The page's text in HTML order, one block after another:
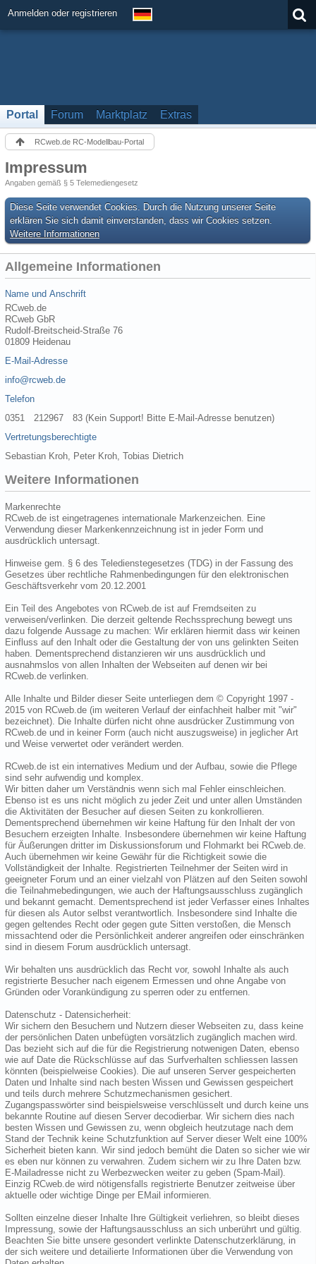
Anmelden oder registrieren
Portal Forum Marktplatz Extras
RCweb.de RC-Modellbau-Portal
Impressum
Angaben gemäß § 5 Telemediengesetz
Diese Seite verwendet Cookies. Durch die Nutzung unserer Seite
erklären Sie sich damit einverstanden, dass wir Cookies setzen.
Weitere Informationen
Allgemeine Informationen
Name und Anschrift
RCweb.de
RCweb GbR
Rudolf-Breitscheid-Straße 76
01809 Heidenau
E-Mail-Adresse
info@rcweb.de
Telefon
0351 212967 83 (Kein Support! Bitte E-Mail-Adresse benutzen)
Vertretungsberechtigte
Sebastian Kroh, Peter Kroh, Tobias Dietrich
Weitere Informationen
Markenrechte
RCweb.de ist eingetragenes internationale Markenzeichen. Eine
Verwendung dieser Markenkennzeichnung ist in jeder Form und
ausdrücklich untersagt.
Hinweise gem. § 6 des Teledienstegesetzes (TDG) in der Fassung des
Gesetzes über rechtliche Rahmenbedingungen für den elektronischen
Geschäftsverkehr vom 20.12.2001
Ein Teil des Angebotes von RCweb.de ist auf Fremdseiten zu
verweisen/verlinken. Die derzeit geltende Rechssprechung bewegt uns
dazu folgende Aussage zu machen: Wir erklären hiermit dass wir keinen
Einfluss auf den Inhalt oder die Gestaltung der von uns gelinkten Seiten
haben. Dementsprechend distanzieren wir uns ausdrücklich und
ausnahmslos von allen Inhalten der Webseiten auf denen wir bei
RCweb.de verlinken.
Alle Inhalte und Bilder dieser Seite unterliegen dem © Copyright 1997 -
2015 von RCweb.de (im weiteren Verlauf der einfachheit halber mit "wir"
bezeichnet). Die Inhalte dürfen nicht ohne ausdrücker Zustimmung von
RCweb.de und in keiner Form (auch nicht auszugsweise) in jeglicher Art
und Weise verwertet oder verändert werden.
RCweb.de ist ein internatives Medium und der Aufbau, sowie die Pflege
sind sehr aufwendig und komplex.
Wir bitten daher um Verständnis wenn sich mal Fehler einschleichen.
Ebenso ist es uns nicht möglich zu jeder Zeit und unter allen Umständen
die Aktivitäten der Besucher auf diesen Seiten zu konkrollieren.
Dementsprechend übernehmen wir keine Haftung für den Inhalt der von
Besuchern erzeigten Inhalte. Insbesondere übernehmen wir keine Haftung
für Äußerungen dritter im Diskussionsforum und Flohmarkt bei RCweb.de.
Auch übernehmen wir keine Gewähr für die Richtigkeit sowie die
Vollständigkeit der Inhalte. Registrierten Teilnehmer der Seiten wird in
geeigneter Forum und an einer vielzahl von Plätzen auf den Seiten sowohl
die Teilnahmebedingungen, wie auch der Haftungsausschluss zugänglich
und bekannt gemacht. Dementsprechend ist jeder Verfasser eines Inhaltes
für diesen als Autor selbst verantwortlich. Insbesondere sind Inhalte die
gegen geltendes Recht oder gegen gute Sitten verstoßen, die Mensch
missachtend oder die Persönlichkeit anderer angreifen oder einschränken
sind in diesem Forum ausdrücklich untersagt.
Wir behalten uns ausdrücklich das Recht vor, sowohl Inhalte als auch
registrierte Besucher nach eigenem Ermessen und ohne Angabe von
Gründen oder Vorankündigung zu sperren oder zu entfernen.
Datenschutz - Datensicherheit:
Wir sichern den Besuchern und Nutzern dieser Webseiten zu, dass keine
der persönlichen Daten unbefügten vorsätzlich zugänglich machen wird.
Das bezieht sich auf die für die Registrierung notwenigen Daten, ebenso
wie auf Date die Rückschlüsse auf das Surfverhalten schliessen lassen
könnten (beispielweise Cookies). Die auf unseren Server gespeicherten
Daten und Inhalte sind nach besten Wissen und Gewissen gespeichert
und teils durch mehrere Schutzmechanismen gesichert.
Zugangspasswörter sind beispielsweise verschlüsselt und durch keine uns
bekannte Routine auf diesen Server decodierbar. Wir sichern dies nach
besten Wissen und Gewissen zu, wenn obgleich heutzutage nach dem
Stand der Technik keine Schutzfunktion auf Server dieser Welt eine 100%
Sicherheit bieten kann. Wir sind jedoch bemüht die Daten so sicher wie wir
es eben nur können zu verwahren. Zudem sichern wir zu Ihre Daten bzw.
E-Mailadresse nicht zu Werbezwecken weiter zu geben (Spam-Mail).
Einzig RCweb.de wird nötigensfalls registrierte Benutzer zeitweise über
aktuelle oder wichtige Dinge per EMail informieren.
Sollten einzelne dieser Inhalte Ihre Gültigkeit verliehren, so bleibt dieses
Impressung, sowie der Haftungsausschluss an sich unberührt und gültig.
Beachten Sie bitte unsere gesondert verlinkte Datenschutzerklärung, in
der sich weitere und detailierte Informationen über die Verwendung von